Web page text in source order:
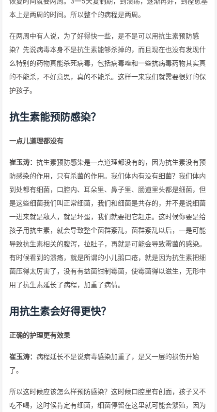
本上是两周的时间。所以整个的病程是两周。
在两周中有人说，为了好得快一些，是不是可以用抗生素预防感
染？先说病毒本身不是抗生素能够杀掉的，而且现在也没有发现什
么特别的药物真能杀死病毒，包括病毒唑和一些抗病毒药物其实真
的不能杀，不好意思，真的不能杀。这样一来我们就需要很好的保
护孩子。
抗生素能预防感染？
一点儿道理都没有
崔玉涛： 抗生素预防感染是一点道理都没有的，因为抗生素没有预
防感染的作用，只有杀菌的作用。我们体内有没有细菌？我们体内
到处都有细菌，口腔内、耳朵里、鼻子里、肠道里头都是细菌，但
是这些细菌我们叫正常细菌，我们和细菌是共存的，并不是说细菌
一进来就是敌人，就是坏蛋，我们就要把它赶走。这时候你要是给
孩子用抗生素，就会导致整个菌群紊乱，菌群紊乱以后，一是可能
导致抗生素相关的腹泻，拉肚子，再就是可能会导致霉菌的感染。
有时候看到的溃疡，就是所谓的小儿鹅口疮，就是因为抗生素把细
菌压得太厉害了，没有有益菌钳制霉菌，使霉菌得以滋生，无形中
用了抗生素延长了病程，加重了病情。
用抗生素会好得更快？
正确的护理更有效果
崔玉涛： 病程延长不是说病毒感染加重了，是又一层的损伤开始
了。
所以这时候应该怎么样预防感染？这时候口腔里有创面，孩子又不
吃不喝，这时候肯定有细菌，细菌停留在这里就可能会繁殖，因为